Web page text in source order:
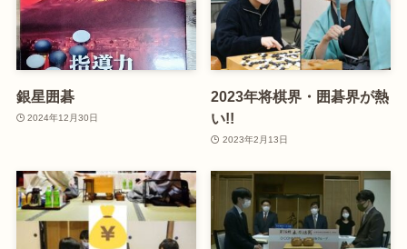
銀星囲碁
2024年12月30日
2023年将棋界・囲碁界が熱
い!!
2023年2月13日